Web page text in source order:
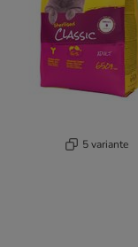
5 variante